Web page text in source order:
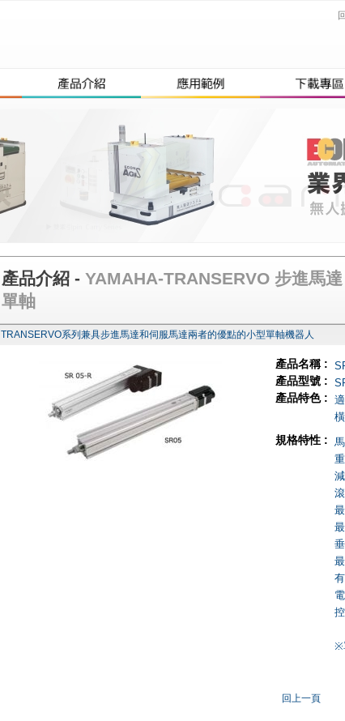
產品介紹 - YAMAHA-TRANSERVO 步進馬達
單軸
TRANSERVO系列兼具步進馬達和伺服馬達兩者的優點的小型單軸機器人
產品名稱 :
產品型號 :
產品特色 :
規格特性 :
※
回上一頁